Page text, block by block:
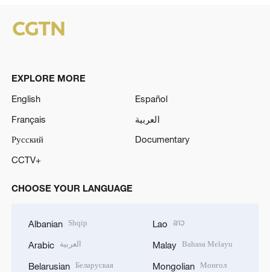
EXPLORE MORE
English
Español
Français
العربية
Русский
Documentary
CCTV+
CHOOSE YOUR LANGUAGE
Albanian Shqip
Arabic العربية
Belarusian Беларуская
Lao ລາວ
Malay Bahasa Melayu
Mongolian Монгол